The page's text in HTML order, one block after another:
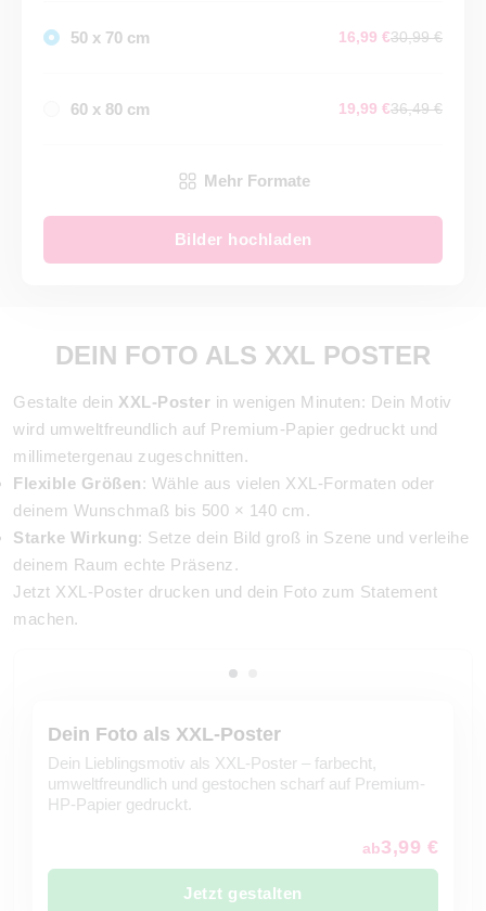
50 x 70 cm 16,99 €30,99 €
60 x 80 cm 19,99 €36,49 €
Mehr Formate
Bilder hochladen
DEIN FOTO ALS XXL POSTER
Gestalte dein XXL-Poster in wenigen Minuten: Dein Motiv
wird umweltfreundlich auf Premium-Papier gedruckt und
millimetergenau zugeschnitten.
Flexible Größen: Wähle aus vielen XXL-Formaten oder
deinem Wunschmaß bis 500 × 140 cm.
Starke Wirkung: Setze dein Bild groß in Szene und verleihe
deinem Raum echte Präsenz.
Jetzt XXL-Poster drucken und dein Foto zum Statement
machen.
Dein Foto als XXL-Poster
Dein Lieblingsmotiv als XXL-Poster – farbecht,
umweltfreundlich und gestochen scharf auf Premium-
HP-Papier gedruckt.
ab3,99 €
Jetzt gestalten